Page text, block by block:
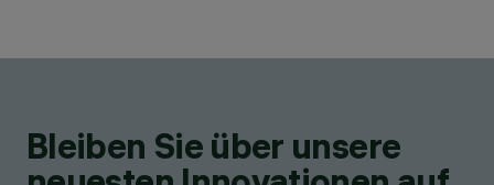
Bleiben Sie über unsere